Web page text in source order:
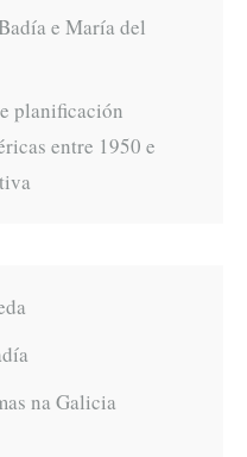
e María del
planificación
entre 1950 e
na Galicia